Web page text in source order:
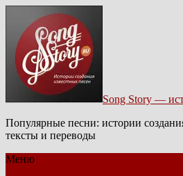
Song Story —
Популярные песни: истории
тексты и переводы
Меню